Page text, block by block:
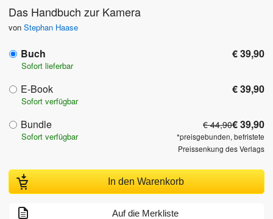
Das Handbuch zur Kamera
von Stephan Haase
Buch € 39,90
Sofort lieferbar
E-Book € 39,90
Sofort verfügbar
Bundle € 44,90€ 39,90
*preisgebunden, befristete
Preissenkung des Verlags
Sofort verfügbar
In den Warenkorb
Auf die Merkliste